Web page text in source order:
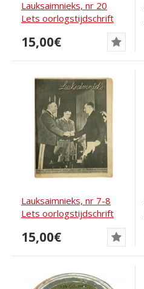
Lauksaimnieks, nr 20
Lets oorlogstijdschrift
15,00€
Lauksaimnieks, nr 7-8
Lets oorlogstijdschrift
15,00€